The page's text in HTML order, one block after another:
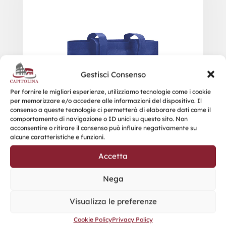
Gestisci Consenso
Per fornire le migliori esperienze, utilizziamo tecnologie come i cookie
per memorizzare e/o accedere alle informazioni del dispositivo. Il
consenso a queste tecnologie ci permetterà di elaborare dati come il
comportamento di navigazione o ID unici su questo sito. Non
acconsentire o ritirare il consenso può influire negativamente su
alcune caratteristiche e funzioni.
Accetta
Nega
Visualizza le preferenze
Cookie PolicyPrivacy Policy